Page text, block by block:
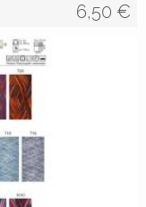
6,50 €